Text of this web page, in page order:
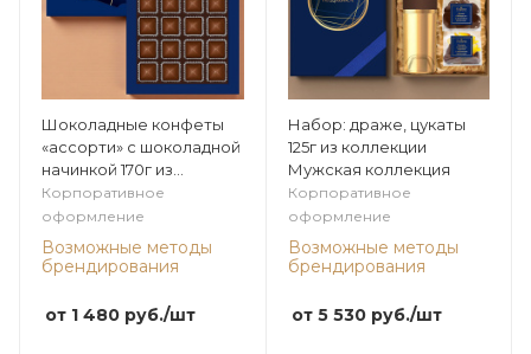
Шоколадные конфеты
«ассорти» с шоколадной
начинкой 170г из
коллекции Мужская
коллекция
Корпоративное
оформление
Возможные методы
брендирования
от 1 480 руб./шт
Набор: драже, цукаты
125г из коллекции
Мужская коллекция
Корпоративное
оформление
Возможные методы
брендирования
от 5 530руб./шт